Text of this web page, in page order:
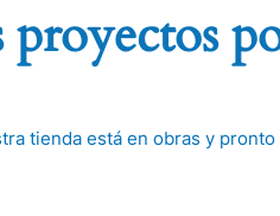
proyectos
tienda está en obras y